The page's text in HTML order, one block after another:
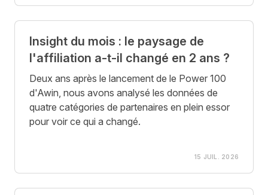
Insight du mois : le paysage de
l'affiliation a-t-il changé en 2 ans ?
Deux ans après le lancement de le Power 100
d'Awin, nous avons analysé les données de
quatre catégories de partenaires en plein essor
pour voir ce qui a changé.
15 JUIL. 2026